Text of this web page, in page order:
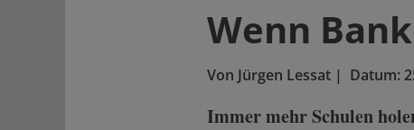
Wenn
Von Jürgen Lessat | Datum:
Immer mehr Schulen